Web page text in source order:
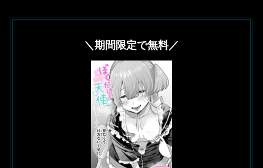
＼期間限定で無料／